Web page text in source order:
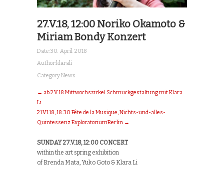
27.V.18, 12:00 Noriko Okamoto &
Miriam Bondy Konzert
Date:30. April 2018
Author:klarali
Category:News
← ab 2.V.18 Mittwochszirkel Schmuckgestaltung mit Klara
Li
21.VI.18, 18:30 Fête de la Musique, Nichts-und-alles-
Quintessenz ExploratoriumBerlin →
SUNDAY 27.V.18, 12:00 CONCERT
within the art spring exhibition
of Brenda Mata, Yuko Goto & Klara Li